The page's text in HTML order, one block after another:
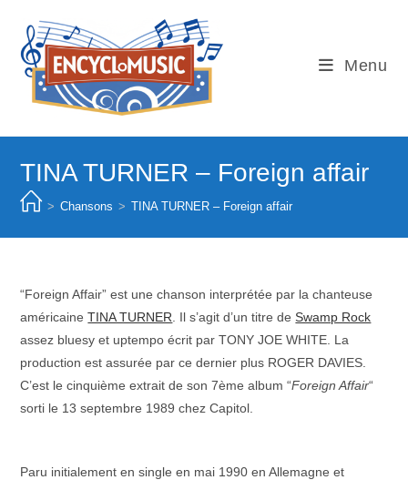
content
Menu
TINA TURNER – Foreign affair
> Chansons > TINA TURNER – Foreign affair
“Foreign Affair” est une chanson interprétée par la chanteuse
américaineTINA TURNER . Il s’agit d’un titre deSwamp Rock
assez bluesy et uptempo écrit par TONY JOE WHITE. La
production est assurée par ce dernier plus ROGER DAVIES.
C’est le cinquième extrait de son 7ème album “Foreign Affair“
sorti le 13 septembre 1989 chez Capitol.
Paru initialement en single en mai 1990 en Allemagne et